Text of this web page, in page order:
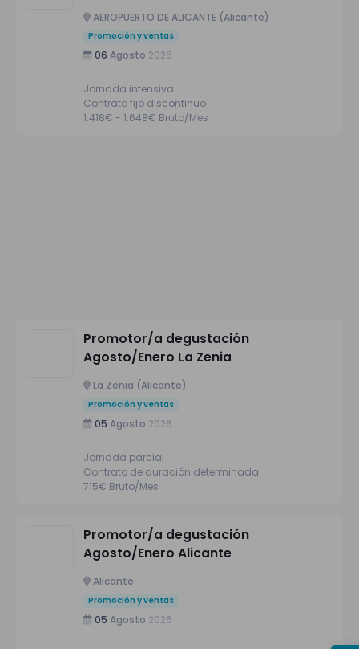
AEROPUERTO DE ALICANTE (Alicante)
Promoción y ventas
06 Agosto 2026
Jornada intensiva
Contrato fijo discontinuo
1.418€ - 1.648€ Bruto/Mes
Promotor/a degustación
Agosto/Enero La Zenia
La Zenia (Alicante)
Promoción y ventas
05 Agosto 2026
Jornada parcial
Contrato de duración determinada
715€ Bruto/Mes
Promotor/a degustación
Agosto/Enero Alicante
Alicante
Promoción y ventas
05 Agosto 2026